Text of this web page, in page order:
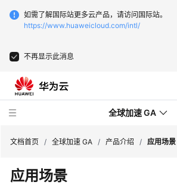
如需了解国际站更多云产品，请访问国际站。
https://www.huaweicloud.com/intl/
不再显示此消息
全球加速 GA
最
文档首页 / 全球加速 GA / 产品介绍 / 应用场景
应用场景